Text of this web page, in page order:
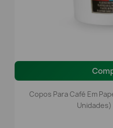
Copos Para Café Em